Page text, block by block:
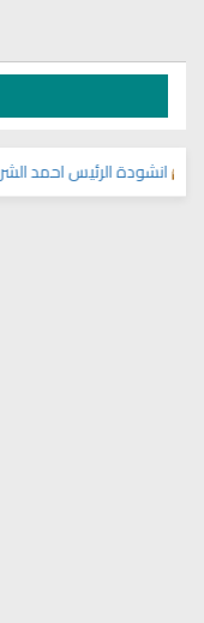
انشودة الرئيس احمد الشرع>>